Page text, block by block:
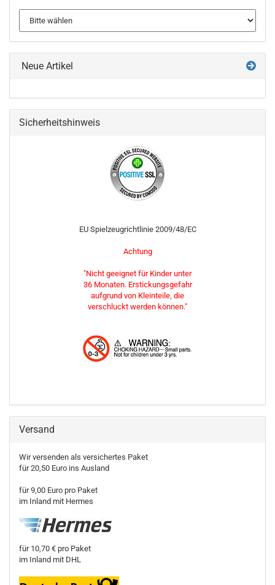
Neue Artikel
Sicherheitshinweis
EU Spielzeugrichtlinie 2009/48/EC
Achtung
"Nicht geeignet für Kinder unter
36 Monaten. Erstickungsgefahr
aufgrund von Kleinteile, die
verschluckt werden können."
Versand
Wir versenden als versichertes Paket
für 20,50 Euro ins Ausland
für 9,00 Euro pro Paket
im Inland mit Hermes
für 10,70 € pro Paket
im Inland mit DHL